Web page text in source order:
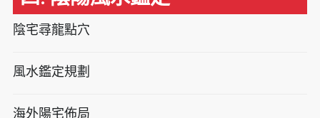
陰宅尋龍點穴
風水鑑定規劃
海外陽宅佈局